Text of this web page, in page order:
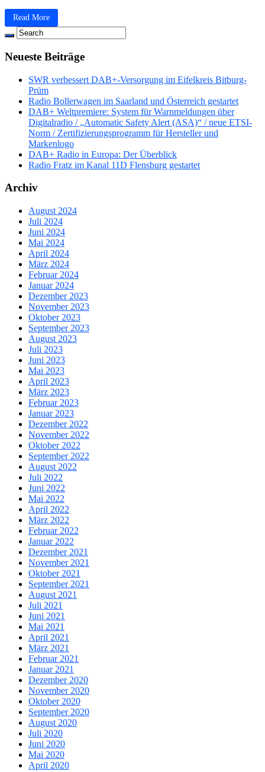
Read More
Neueste Beiträge
SWR verbessert DAB+-Versorgung im Eifelkreis Bitburg-
Prüm
Radio Bollerwagen im Saarland und Österreich gestartet
DAB+ Weltpremiere: System für Warnmeldungen über
Digitalradio / „Automatic Safety Alert (ASA)“ / neue ETSI-
Norm / Zertifizierungsprogramm für Hersteller und
Markenlogo
DAB+ Radio in Europa: Der Überblick
Radio Fratz im Kanal 11D Flensburg gestartet
Archiv
August 2024
Juli 2024
Juni 2024
Mai 2024
April 2024
März 2024
Februar 2024
Januar 2024
Dezember 2023
November 2023
Oktober 2023
September 2023
August 2023
Juli 2023
Juni 2023
Mai 2023
April 2023
März 2023
Februar 2023
Januar 2023
Dezember 2022
November 2022
Oktober 2022
September 2022
August 2022
Juli 2022
Juni 2022
Mai 2022
April 2022
März 2022
Februar 2022
Januar 2022
Dezember 2021
November 2021
Oktober 2021
September 2021
August 2021
Juli 2021
Juni 2021
Mai 2021
April 2021
März 2021
Februar 2021
Januar 2021
Dezember 2020
November 2020
Oktober 2020
September 2020
August 2020
Juli 2020
Juni 2020
Mai 2020
April 2020